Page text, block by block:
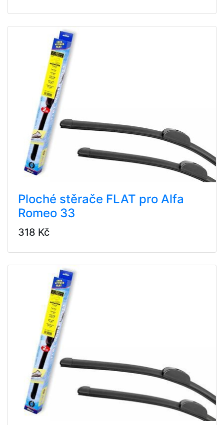
Ploché stěrače FLAT pro Alfa
Romeo 33
318 Kč